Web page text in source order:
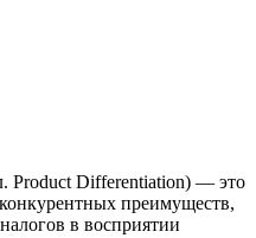
Product Differentiation) — это
преимуществ,
в восприятии